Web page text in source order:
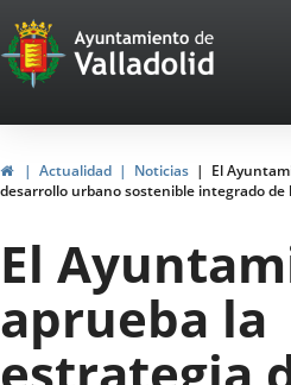
Portal
Web
del
Ayuntamiento
de
Valladolid
HomeActualidad Noticias
El
desarrollo urbano sostenible integrado de
El
aprueba la